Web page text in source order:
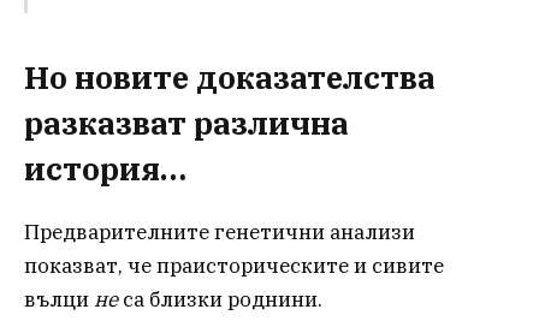
Но новите доказателства
разказват различна
история…
Предварителните генетични анализи
показват, че праисторическите и сивите
вълци неса близки роднини.